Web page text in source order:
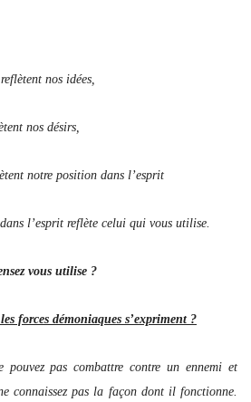
nos idées,
nos désirs,
position dans l’esprit
reflète celui qui vous utilise.
vous utilise ?
forces démoniaques s’expriment ?
pouvez pas combattre contre un ennemi et
connaissez pas la façon dont il fonctionne.